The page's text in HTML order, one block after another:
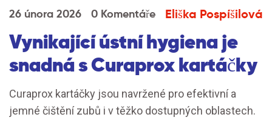
26 února 2026 0 Komentáře Eliška Pospíšilová
Vynikající ústní hygiena je
snadná s Curaprox kartáčky
Curaprox kartáčky jsou navržené pro efektivní a
jemné čištění zubů i v těžko dostupných oblastech.